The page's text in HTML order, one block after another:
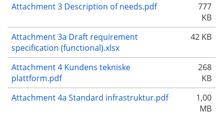
Attachment 3 Description of needs.pdf
777
KB
Attachment 3a Draft requirement
specification (functional).xlsx
42 KB
Attachment 4 Kundens tekniske
plattform.pdf
268
KB
Attachment 4a Standard infrastruktur.pdf
1,00
MB